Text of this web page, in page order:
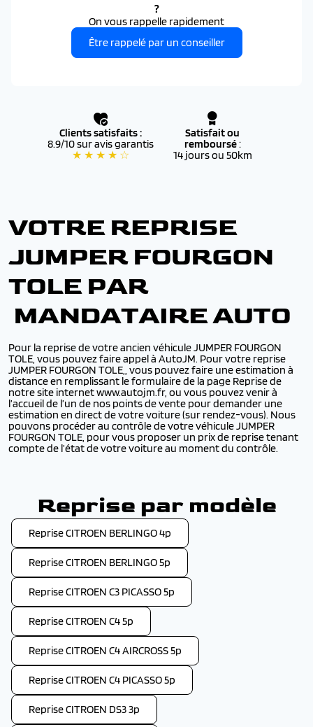
?
On vous rappelle rapidement
Être rappelé par un conseiller
Clients satisfaits :
8.9/10 sur avis garantis
★ ★ ★ ★ ☆
Satisfait ou
remboursé:
14 jours ou 50km
VOTRE REPRISE
JUMPER FOURGON
TOLE PAR
MANDATAIRE AUTO
Pour la reprise de votre ancien véhicule JUMPER FOURGON
TOLE, vous pouvez faire appel à AutoJM. Pour votre reprise
JUMPER FOURGON TOLE,, vous pouvez faire une estimation à
distance en remplissant le formulaire de la page Reprise de
notre site internet www.autojm.fr, ou vous pouvez venir à
l’accueil de l’un de nos points de vente pour demander une
estimation en direct de votre voiture (sur rendez-vous). Nous
pouvons procéder au contrôle de votre véhicule JUMPER
FOURGON TOLE, pour vous proposer un prix de reprise tenant
compte de l’état de votre voiture au moment du contrôle.
Reprise par modèle
Reprise CITROEN BERLINGO 4p
Reprise CITROEN BERLINGO 5p
Reprise CITROEN C3 PICASSO 5p
Reprise CITROEN C4 5p
Reprise CITROEN C4 AIRCROSS 5p
Reprise CITROEN C4 PICASSO 5p
Reprise CITROEN DS3 3p